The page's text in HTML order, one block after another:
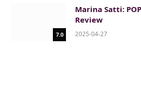
7.0
Marina Satti:
Review
2025-04-27